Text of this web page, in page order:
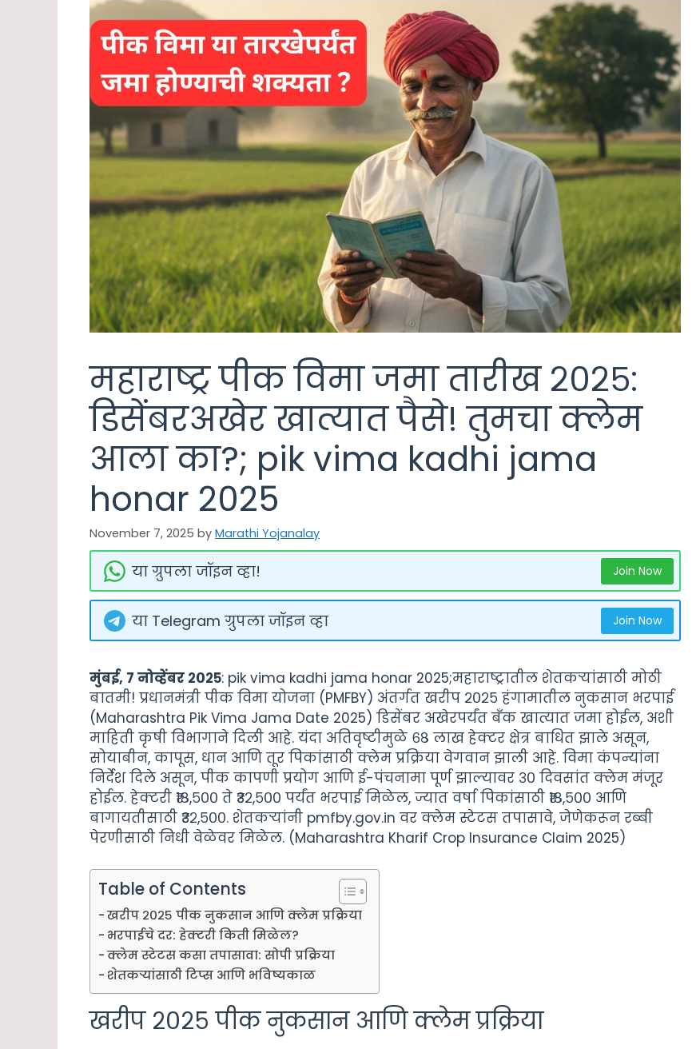
महाराष्ट्र पीक विमा जमा तारीख २०२५:
डिसेंबरअखेर खात्यात पैसे! तुमचा क्लेम
आला का?; pik vima kadhi jama
honar 2025
November 7, 2025 by Marathi Yojanalay
या ग्रुपला जॉइन व्हा! Join Now
या Telegram ग्रुपला जॉइन व्हा Join Now
मुंबई, ७ नोव्हेंबर २०२५: pik vima kadhi jama honar 2025;महाराष्ट्रातील शेतकऱ्यांसाठी मोठी
बातमी! प्रधानमंत्री पीक विमा योजना (PMFBY) अंतर्गत खरीप २०२५ हंगामातील नुकसान भरपाई
(Maharashtra Pik Vima Jama Date 2025) डिसेंबर अखेरपर्यंत बँक खात्यात जमा होईल, अशी
माहिती कृषी विभागाने दिली आहे. यंदा अतिवृष्टीमुळे ६८ लाख हेक्टर क्षेत्र बाधित झाले असून,
सोयाबीन, कापूस, धान आणि तूर पिकांसाठी क्लेम प्रक्रिया वेगवान झाली आहे. विमा कंपन्यांना
निर्देश दिले असून, पीक कापणी प्रयोग आणि ई-पंचनामा पूर्ण झाल्यावर ३० दिवसांत क्लेम मंजूर
होईल. हेक्टरी ₹१८,५०० ते ₹३२,५०० पर्यंत भरपाई मिळेल, ज्यात वर्षा पिकांसाठी ₹१८,५०० आणि
बागायतीसाठी ₹३२,५००. शेतकऱ्यांनी pmfby.gov.in वर क्लेम स्टेटस तपासावे, जेणेकरून रब्बी
पेरणीसाठी निधी वेळेवर मिळेल. (Maharashtra Kharif Crop Insurance Claim 2025)
Table of Contents
खरीप २०२५ पीक नुकसान आणि क्लेम प्रक्रिया
भरपाईचे दर: हेक्टरी किती मिळेल?
क्लेम स्टेटस कसा तपासावा: सोपी प्रक्रिया
शेतकऱ्यांसाठी टिप्स आणि भविष्यकाळ
खरीप २०२५ पीक नुकसान आणि क्लेम प्रक्रिया